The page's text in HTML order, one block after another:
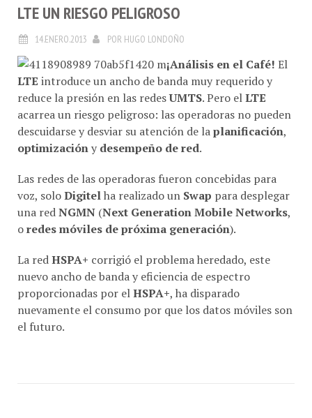
LTE UN RIESGO PELIGROSO
14.ENERO.2013 POR HUGO LONDOÑO
¡Análisis en el Café! El
LTE introduce un ancho de banda muy requerido y
reduce la presión en las redesUMTS. Pero elLTE
acarrea un riesgo peligroso: las operadoras no pueden
descuidarse y desviar su atención de laplanificación,
optimizacióny desempeño de red.
Las redes de las operadoras fueron concebidas para
voz, soloDigitelha realizado un Swap para desplegar
una redNGMN (Next Generation Mobile Networks,
oredes móviles de próxima generación).
La redHSPA+ corrigió el problema heredado, este
nuevo ancho de banda y eficiencia de espectro
proporcionadas por elHSPA+, ha disparado
nuevamente el consumo por que los datos móviles son
el futuro.